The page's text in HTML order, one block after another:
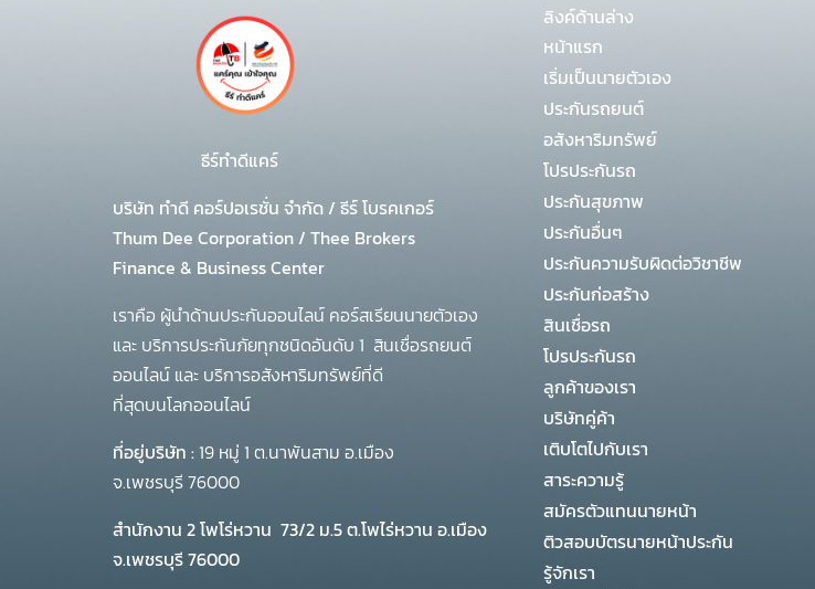
ธีร์ทำดีแคร์
บริษัท ทำดี คอร์ปอเรชั่น จำกัด / ธีร์ โบรคเกอร์
Thum Dee Corporation / Thee Brokers
Finance & Business Center
เราคือ ผู้นำด้านประกันออนไลน์ คอร์สเรียนนายตัวเอง
และ บริการประกันภัยทุกชนิดอันดับ 1 สินเชื่อรถยนต์
ออนไลน์ และ บริการอสังหาริมทรัพย์ที่ดี
ที่สุดบนโลกออนไลน์
ที่อยู่บริษัท :19 หมู่ 1 ต.นาพันสาม อ.เมือง
จ.เพชรบุรี 76000
สำนักงาน 2 โพโร่หวาน 73/2 ม.5 ต.โพไร่หวาน อ.เมือง
จ.เพชรบุรี 76000
ลิงค์ด้านล่าง
หน้าแรก
เริ่มเป็นนายตัวเอง
ประกันรถยนต์
อสังหาริมทรัพย์
โปรประกันรถ
ประกันสุขภาพ
ประกันอื่นๆ
ประกันความรับผิดต่อวิชาชีพ
ประกันก่อสร้าง
สินเชื่อรถ
โปรประกันรถ
ลูกค้าของเรา
บริษัทคู่ค้า
เติบโตไปกับเรา
สาระความรู้
สมัครตัวแทนนายหน้า
ติวสอบบัตรนายหน้าประกัน
รู้จักเรา